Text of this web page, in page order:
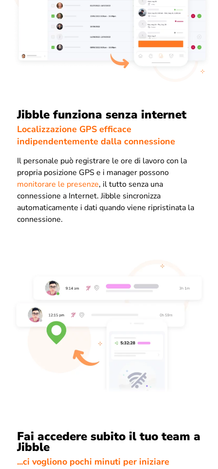
Jibble funziona senza internet
Localizzazione GPS efficace
indipendentemente dalla connessione
Il personale può registrare le ore di lavoro con la
propria posizione GPS e i manager possono
monitorare le presenze, il tutto senza una
connessione a Internet. Jibble sincronizza
automaticamente i dati quando viene ripristinata la
connessione.
Fai accedere subito il tuo team a
Jibble
...ci vogliono pochi minuti per iniziare